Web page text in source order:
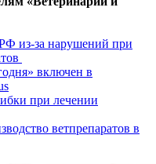
из-за нарушений при
включен в
при лечении
ветпрепаратов в